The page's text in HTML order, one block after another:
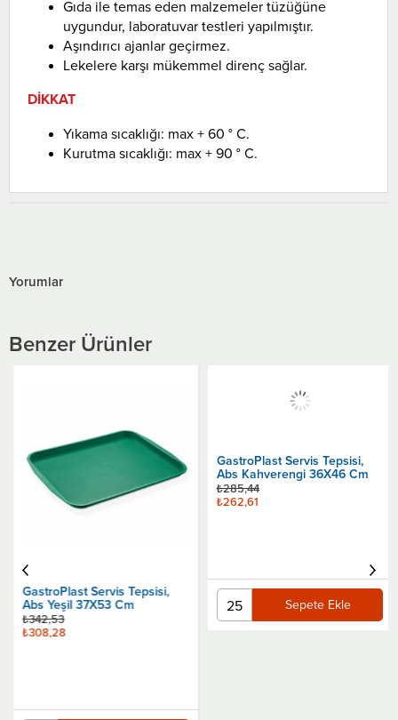
Gıda ile temas eden malzemeler tüzüğüne
uygundur, laboratuvar testleri yapılmıştır.
Aşındırıcı ajanlar geçirmez.
Lekelere karşı mükemmel direnç sağlar.
DİKKAT
Yıkama sıcaklığı: max + 60 ° C.
Kurutma sıcaklığı: max + 90 ° C.
Yorumlar
Benzer Ürünler
GastroPlast Servis Tepsisi,
Abs Yeşil 37X53 Cm
₺308,28
₺342,53
GastroPlast Servis Tepsisi,
Abs Kahverengi 36X46 Cm
₺285,44